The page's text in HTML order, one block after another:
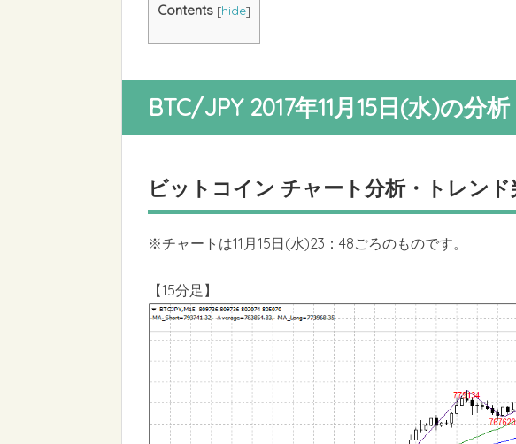
Contents [hide]
BTC/JPY 2017年11月15日(水)の分析
ビットコイン チャート分析・トレンド
※チャートは11月15日(水)23：48ごろのものです。
【15分足】